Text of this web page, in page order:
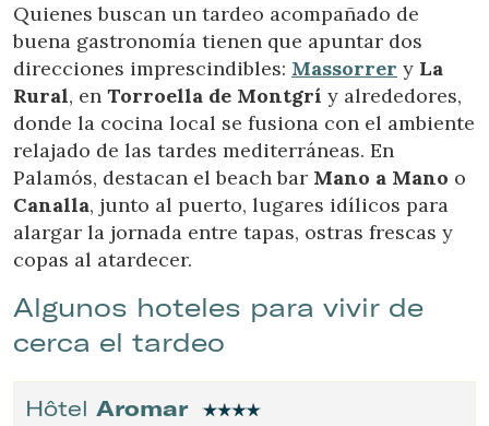
Quienes buscan un tardeo acompañado de
buena gastronomía tienen que apuntar dos
direcciones imprescindibles: Massorrer y La
Rural, en Torroella de Montgrí y alrededores,
donde la cocina local se fusiona con el ambiente
relajado de las tardes mediterráneas. En
Palamós, destacan el beach bar Mano a Mano o
Canalla, junto al puerto, lugares idílicos para
alargar la jornada entre tapas, ostras frescas y
copas al atardecer.
Algunos hoteles para vivir de
cerca el tardeo
Hôtel Aromar